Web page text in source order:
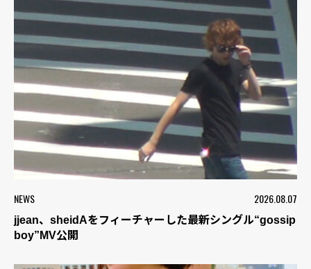
NEWS 2026.08.07
jjean、sheidAをフィーチャーした最新シングル“gossip
boy”MV公開